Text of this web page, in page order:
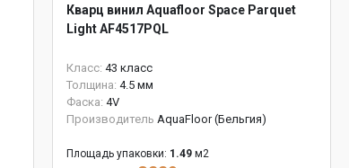
Кварц винил Aquafloor Space Parquet
Light AF4517PQL
Класс: 43 класс
Толщина: 4.5 мм
Фаска: 4V
Производитель AquaFloor (Бельгия)
Площадь упаковки: 1.49 м2